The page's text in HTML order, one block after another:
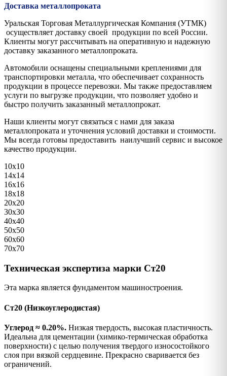
Доставка металлопроката
Уральская Торговая Металлургическая Компания (УТМК)
осуществляет доставку своей продукции по всей России.
Клиенты могут рассчитывать на оперативную и надежную
доставку заказанного металлопроката.
Автомобили оснащены специальными креплениями для
транспортировки металла, что обеспечивает сохранность
продукции в процессе перевозки. Мы также предоставляем
услуги по выгрузке продукции, что позволяет удобно и
быстро получить заказанный металлопрокат.
Наши клиенты могут связаться с нами для заказа
металлопроката и уточнения условий доставки и стоимости.
Мы всегда готовы предоставить наилучший сервис и высокое
качество продукции.
10х10
14х14
16х16
18х18
20х20
30х30
40х40
50х50
60х60
70х70
Техническая экспертиза марки Ст20
Эта марка является фундаментом машиностроения.
Ст20 (Низкоуглеродистая)
Углерод ≈ 0.20%. Низкая твердость, высокая пластичность.
Идеальна для цементации (химико-термическая обработка
поверхности) с целью получения твердого износостойкого
слоя при вязкой сердцевине. Прекрасно сваривается без
ограничений.